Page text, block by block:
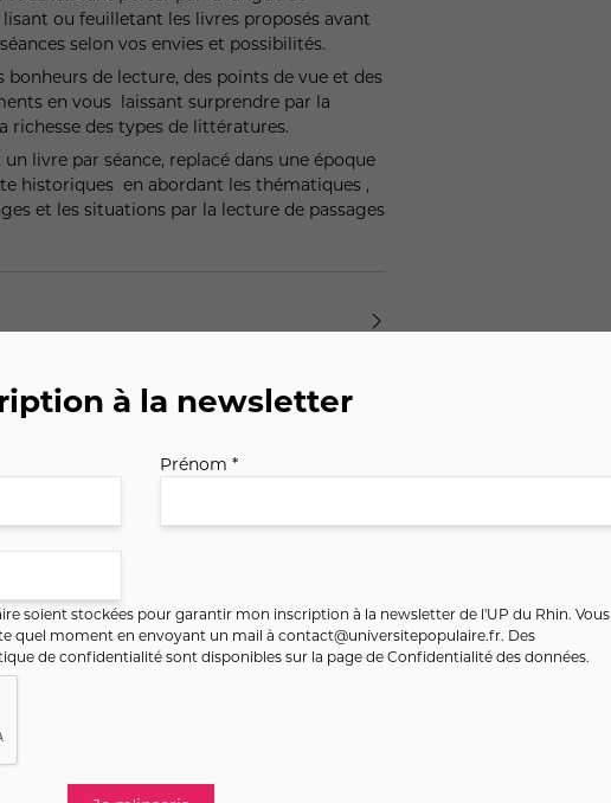
ou feuilletant les livres proposés avant
selon vos envies et possibilités.
bonheurs de lecture, des points de vue et des
en vous laissant surprendre par la
richesse des types de littératures.
livre par séance, replacé dans une époque
historiques en abordant les thématiques ,
et les situations par la lecture de passages
à la newsletter
Prénom *
soient stockées pour garantir mon inscription à la newsletter de l'UP du Rhin. Vous
quel moment en envoyant un mail à contact@universitepopulaire.fr. Des
de confidentialité sont disponibles sur la page deConfidentialité des données.